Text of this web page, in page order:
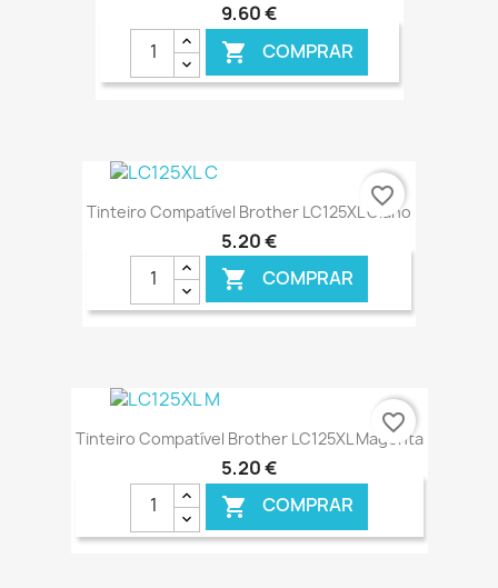
9,60 €
 COMPRAR
€ ONLINE
Tinteiro Compatível Brother LC125XL Ciano
5,20 €
 COMPRAR
€ ONLINE
favorite_border
Tinteiro Compatível Brother LC125XL Magenta
5,20 €
 COMPRAR
favorite_border